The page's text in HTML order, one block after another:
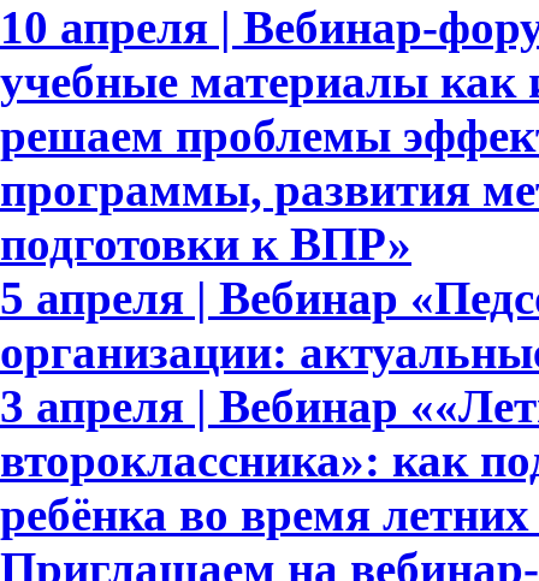
10 апреля | Вебинар-
учебные материалы как
решаем проблемы
программы, развития
подготовки к ВПР»
5 апреля | Вебинар
организации:
3 апреля | Вебинар
второклассника»: как
ребёнка во время
Приглашаем на